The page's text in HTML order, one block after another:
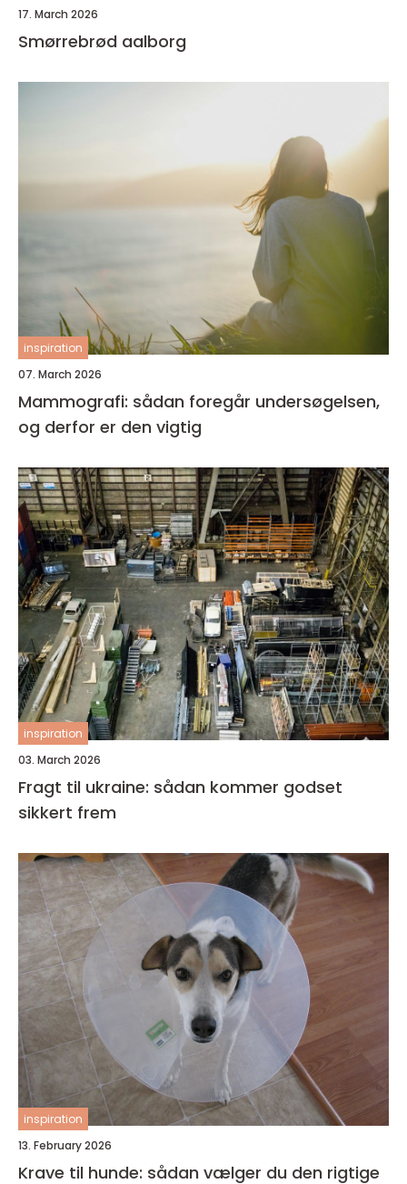
17. March 2026
Smørrebrød aalborg
inspiration
07. March 2026
Mammografi: sådan foregår undersøgelsen,
og derfor er den vigtig
inspiration
03. March 2026
Fragt til ukraine: sådan kommer godset
sikkert frem
inspiration
13. February 2026
Krave til hunde: sådan vælger du den rigtige